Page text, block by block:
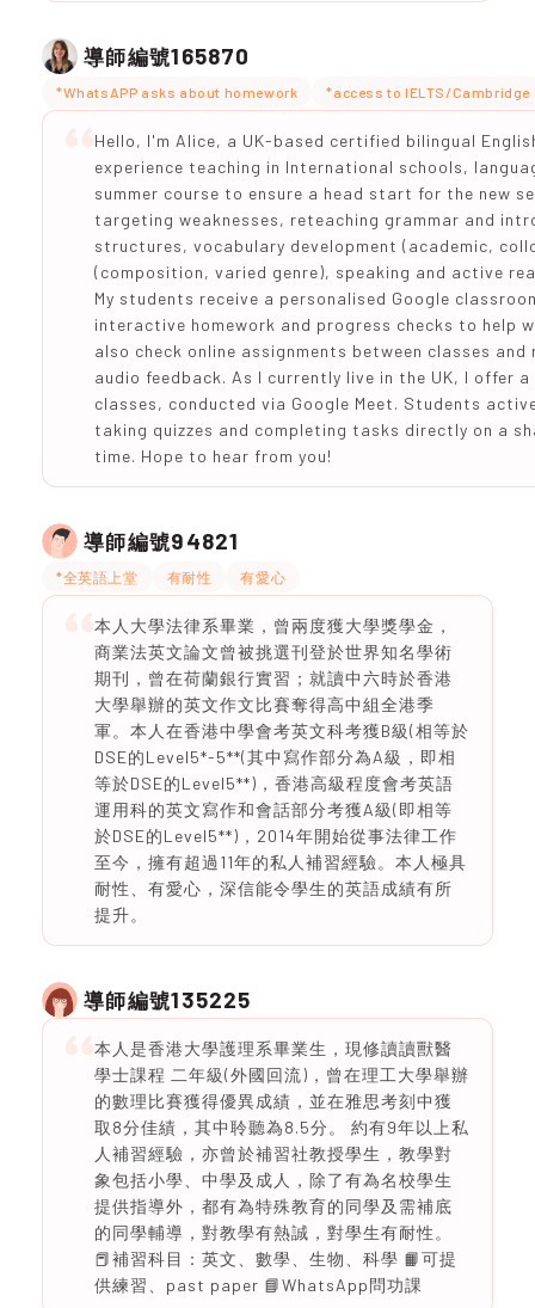
導師編號165870
*WhatsAPP asks about homework *access to IELTS/
Hello, I'm Alice, a UK-based certified bilingual
experience teaching in International schools,
summer course to ensure a head start for the new
targeting weaknesses, reteaching grammar and
structures, vocabulary development (academic,
(composition, varied genre), speaking and active
My students receive a personalised Google
interactive homework and progress checks to help
also check online assignments between classes
audio feedback. As I currently live in the UK, I offer
classes, conducted via Google Meet. Students
taking quizzes and completing tasks directly on a
time. Hope to hear from you!
導師編號94821
*全英語上堂 有耐性 有愛心
本人大學法律系畢業，曾兩度獲大學獎學金，
商業法英文論文曾被挑選刊登於世界知名學術
期刊，曾在荷蘭銀行實習；就讀中六時於香港
大學舉辦的英文作文比賽奪得高中組全港季
軍。本人在香港中學會考英文科考獲B級(相等於
DSE的Level5*-5**(其中寫作部分為A級，即相
等於DSE的Level5**)，香港高級程度會考英語
運用科的英文寫作和會話部分考獲A級(即相等
於DSE的Level5**)，2014年開始從事法律工作
至今，擁有超過11年的私人補習經驗。本人極具
耐性、有愛心，深信能令學生的英語成績有所
提升。
導師編號135225
本人是香港大學護理系畢業生，現修讀讀獸醫
學士課程 二年級(外國回流)，曾在理工大學舉辦
的數理比賽獲得優異成績，並在雅思考刻中獲
取8分佳績，其中聆聽為8.5分。 約有9年以上私
人補習經驗，亦曾於補習社教授學生，教學對
象包括小學、中學及成人，除了有為名校學生
提供指導外，都有為特殊教育的同學及需補底
的同學輔導，對教學有熱誠，對學生有耐性。
📕補習科目：英文、數學、生物、科學 📙可提
供練習、past paper 📘WhatsApp問功課